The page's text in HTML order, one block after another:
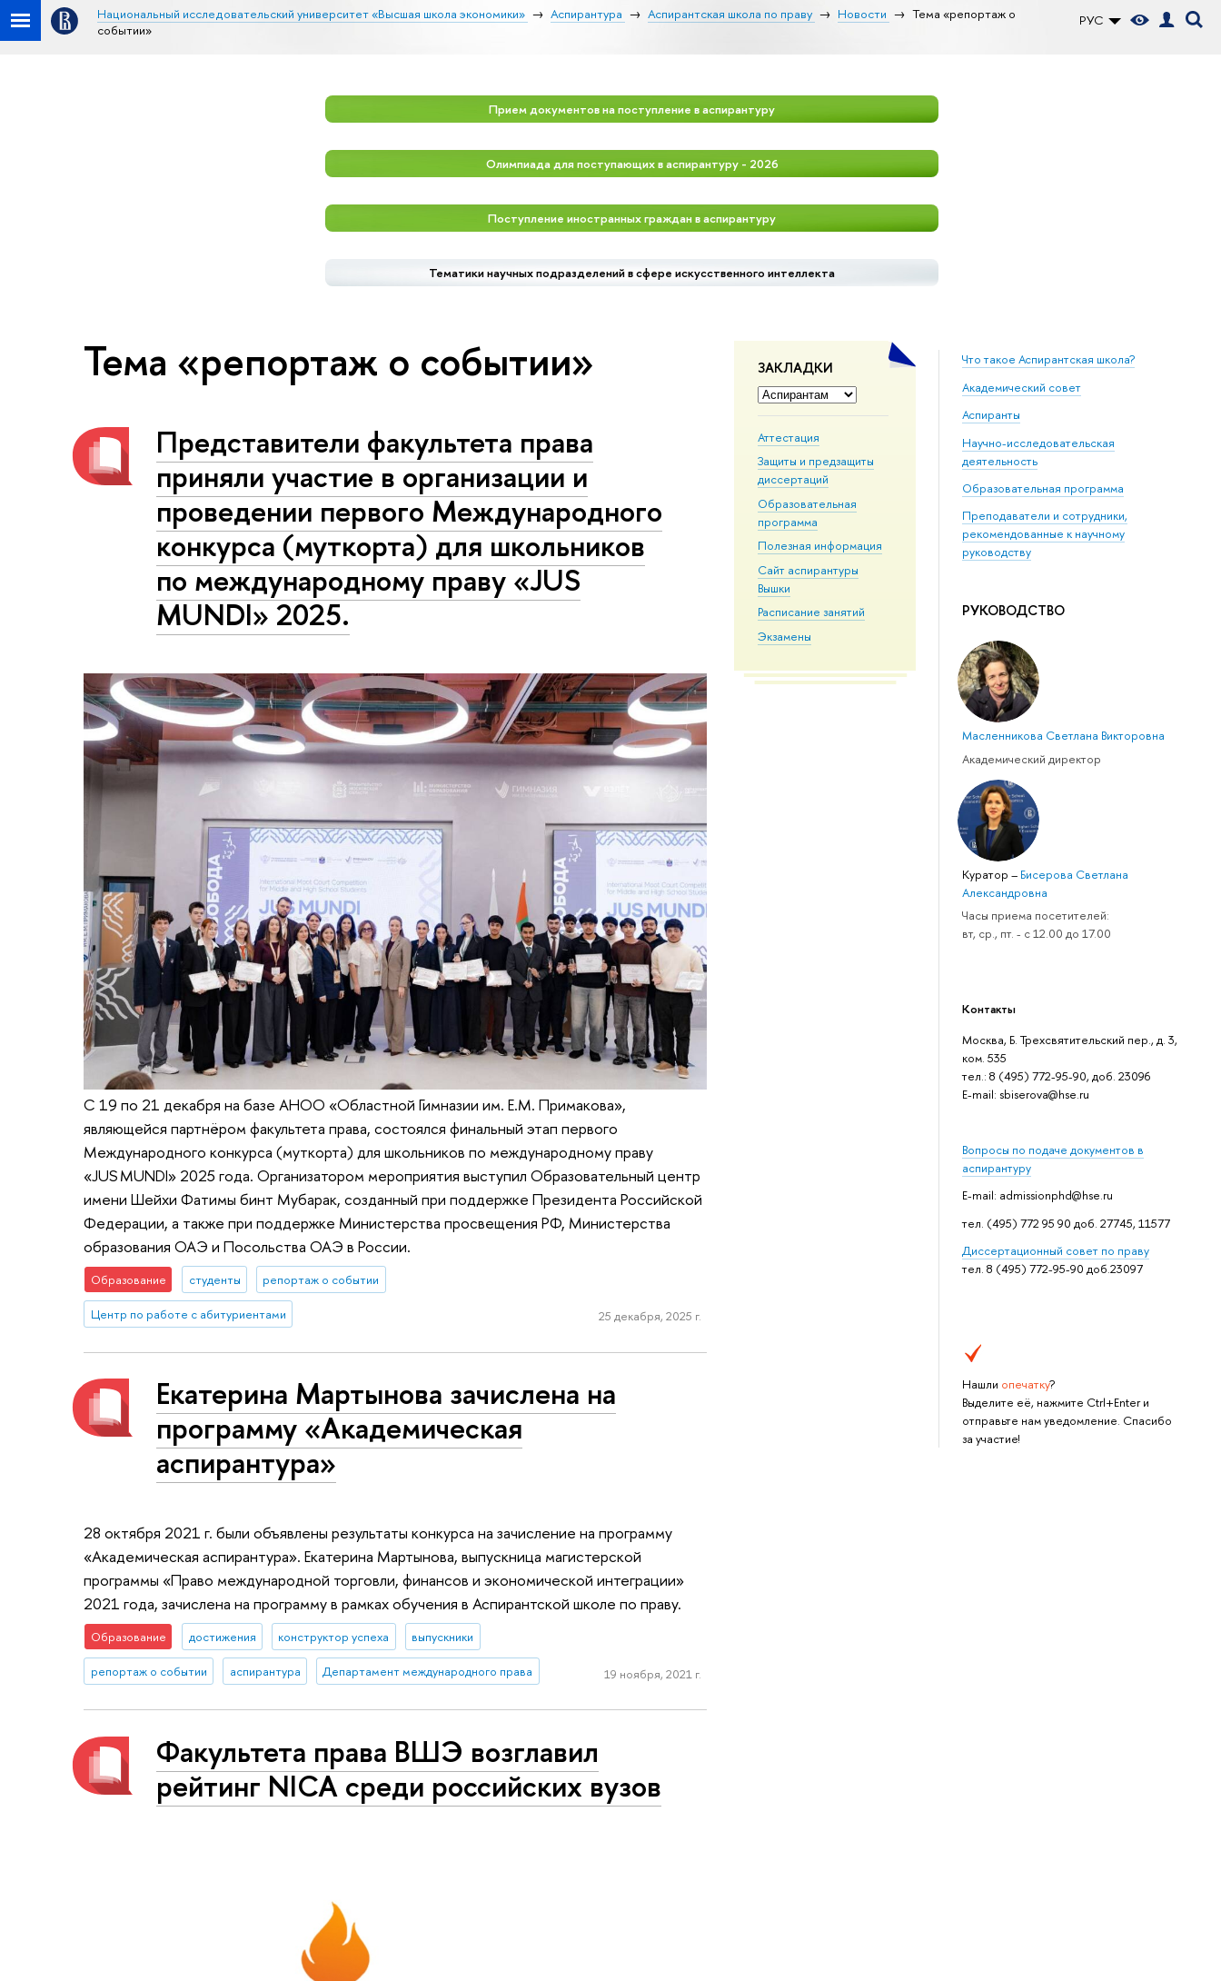
РУС
Национальный исследовательский университет «Высшая школа экономики» Аспирантура Аспирантская школа по праву Новости
Тема «репортаж о
событии»
Прием документов на поступление в аспирантуру
Олимпиада для поступающих в аспирантуру - 2026
Поступление иностранных граждан в аспирантуру
Тематики научных подразделений в сфере искусственного интеллекта
ЗАКЛАДКИ
Аттестация
Защиты и предзащиты
диссертаций
Образовательная
программа
Полезная информация
Сайт аспирантуры
Вышки
Расписание занятий
Экзамены
Что такое Аспирантская школа?
Академический совет
Аспиранты
Научно-исследовательская
деятельность
Образовательная программа
Преподаватели и сотрудники,
рекомендованные к научному
руководству
РУКОВОДСТВО
Масленникова Светлана Викторовна
Академический директор
Куратор– Бисерова Светлана
Александровна
Часы приема посетителей:
вт, ср., пт. - с 12.00 до 17.00
Контакты
Москва, Б. Трехсвятительский пер., д. 3,
ком. 535
тел.: 8 (495) 772-95-90, доб. 23096
Е-mail: sbiserova@hse.ru
Вопросы по подаче документов в
аспирантуру
E-mail: admissionphd@hse.ru
тел. (495) 772 95 90 доб. 27745, 11577
Дисcертационный совет по праву
тел. 8 (495) 772-95-90 доб.23097
Нашли опечатку?
Выделите её, нажмите Ctrl+Enter и
отправьте нам уведомление. Спасибо
за участие!
Тема «репортаж о событии»
Представители факультета права
приняли участие в организации и
проведении первого Международного
конкурса (муткорта) для школьников
по международному праву «JUS
MUNDI» 2025.
С 19 по 21 декабря на базе АНОО «Областной Гимназии им. Е.М. Примакова»,
являющейся партнёром факультета права, состоялся финальный этап первого
Международного конкурса (муткорта) для школьников по международному праву
«JUS MUNDI» 2025 года. Организатором мероприятия выступил Образовательный центр
имени Шейхи Фатимы бинт Мубарак, созданный при поддержке Президента Российской
Федерации, а также при поддержке Министерства просвещения РФ, Министерства
образования ОАЭ и Посольства ОАЭ в России.
Образование студенты репортаж о событии
Центр по работе с абитуриентами 25 декабря, 2025 г.
Екатерина Мартынова зачислена на
программу «Академическая
аспирантура»
28 октября 2021 г. были объявлены результаты конкурса на зачисление на программу
«Академическая аспирантура». Екатерина Мартынова, выпускница магистерской
программы «Право международной торговли, финансов и экономической интеграции»
2021 года, зачислена на программу в рамках обучения в Аспирантской школе по праву.
Образование достижения конструктор успеха выпускники
репортаж о событии аспирантура Департамент международного права 19 ноября, 2021 г.
Факультета права ВШЭ возглавил
рейтинг NICA среди российских вузов